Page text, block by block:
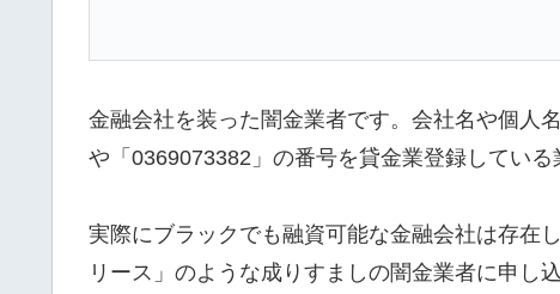
金融会社を装った闇金業者です。会社名や個人
や「0369073382」の番号を貸金業登録してい
実際にブラックでも融資可能な金融会社は存在
リース」のような成りすましの闇金業者に申し